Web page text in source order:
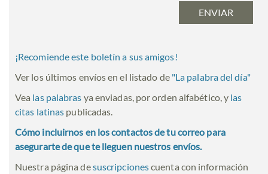
¡Recomiende este boletín a sus amigos!
Ver los últimos envíos en el listado de "La palabra del día"
Vea las palabras ya enviadas, por orden alfabético, y las
citas latinas publicadas.
Cómo incluirnos en los contactos de tu correo para
asegurarte de que te lleguen nuestros envíos.
Nuestra página desuscripcionescuenta con información